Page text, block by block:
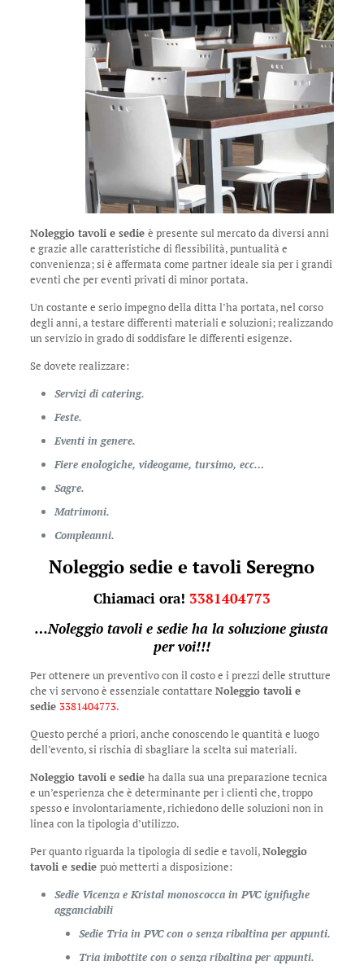
Noleggio tavoli e sedie è presente sul mercato da diversi anni
e grazie alle caratteristiche di flessibilità, puntualità e
convenienza; si è affermata come partner ideale sia per i grandi
eventi che per eventi privati di minor portata.
Un costante e serio impegno della ditta l’ha portata, nel corso
degli anni, a testare differenti materiali e soluzioni; realizzando
un servizio in grado di soddisfare le differenti esigenze.
Se dovete realizzare:
Servizi di catering.
Feste.
Eventi in genere.
Fiere enologiche, videogame, tursimo, ecc…
Sagre.
Matrimoni.
Compleanni.
Noleggio sedie e tavoli Seregno
Chiamaci ora! 3381404773
…Noleggio tavoli e sedieha la soluzione giusta
per voi!!!
Per ottenere un preventivo con il costo e i prezzi delle strutture
che vi servono è essenziale contattare Noleggio tavoli e
sedie 3381404773.
Questo perché a priori, anche conoscendo le quantità e luogo
dell’evento, si rischia di sbagliare la scelta sui materiali.
Noleggio tavoli e sedie ha dalla sua una preparazione tecnica
e un’esperienza che è determinante per i clienti che, troppo
spesso e involontariamente, richiedono delle soluzioni non in
linea con la tipologia d’utilizzo.
Per quanto riguarda la tipologia di sedie e tavoli,Noleggio
tavoli e sedie può metterti a disposizione:
Sedie Vicenza e Kristal monoscocca in PVC ignifughe
agganciabili
Sedie Tria in PVC con o senza ribaltina per appunti.
Tria imbottite con o senza ribaltina per appunti.